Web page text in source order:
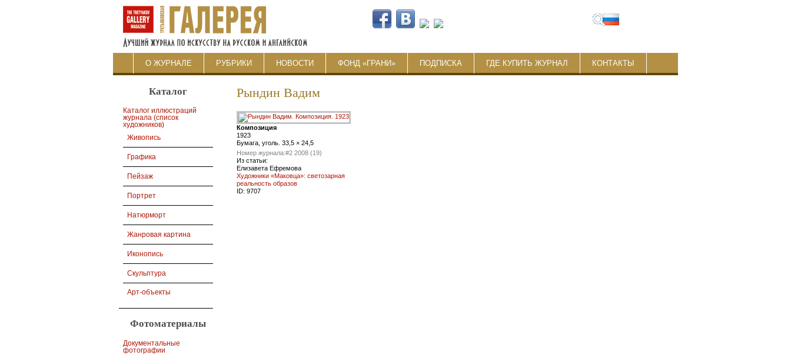
О ЖУРНАЛЕ РУБРИКИ НОВОСТИ ФОНД «ГРАНИ» ПОДПИСКА ГДЕ КУПИТЬ ЖУРНАЛ КОНТАКТЫ
Каталог
Каталог иллюстраций
журнала (список
художников)
Живопись
Графика
Пейзаж
Портрет
Натюрморт
Жанровая картина
Иконопись
Скульптура
Арт-объекты
Фотоматериалы
Документальные
фотографии
Рындин Вадим
Композиция
1923
Бумага, уголь. 33,5 × 24,5
Номер журнала:#2 2008 (19)
Из статьи:
Елизавета Ефремова
Художники «Маковца»: светозарная
реальность образов
ID: 9707